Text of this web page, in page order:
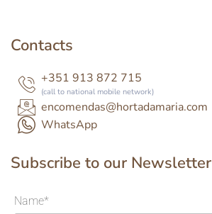
Contacts
+351 913 872 715
(call to national mobile network)
encomendas@hortadamaria.com
WhatsApp
Subscribe to our Newsletter
Name*